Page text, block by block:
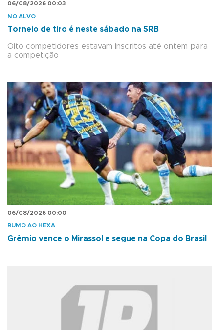
06/08/2026 00:03
NO ALVO
Torneio de tiro é neste sábado na SRB
Oito competidores estavam inscritos até ontem para
a competição
06/08/2026 00:00
RUMO AO HEXA
Grêmio vence o Mirassol e segue na Copa do Brasil